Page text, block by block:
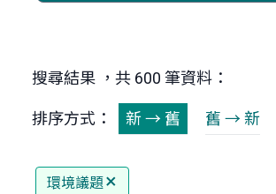
搜尋結果 ，共 600 筆資料：
排序方式： 新 → 舊 舊 → 新
環境議題